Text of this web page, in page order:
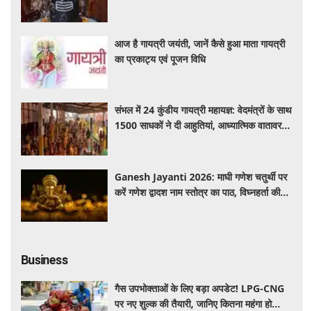
आज है गायत्री जयंती, जानें कैसे हुआ माता गायत्री
का प्रकाट्य एवं पूजन विधि
संभल में 24 कुंडीय गायत्री महायज्ञ: वेदमंत्रों के साथ
1500 साधकों ने दी आहुतियां, आध्यात्मिक वातावरण
Ganesh Jayanti 2026: माघी गणेश चतुर्थी पर
करें गणेश द्वादश नाम स्तोत्र का पाठ, विघ्नहर्ता की
Business
गैस उपभोक्ताओं के लिए बड़ा अपडेट! LPG-CNG
पर नए शुल्क की तैयारी, जानिए कितना महंगा हो